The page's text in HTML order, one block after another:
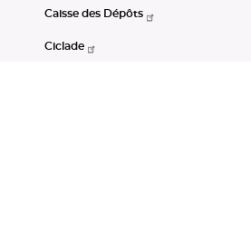
Caisse des Dépôts
Ciclade